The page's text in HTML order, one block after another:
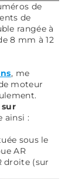
de
de
rangée à
8 mm à 12
, me
moteur
ainsi :
sous le
AR
droite (sur